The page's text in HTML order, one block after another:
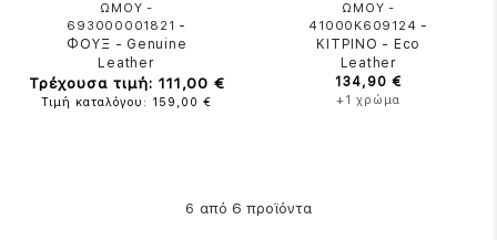
ΩΜΟΥ -
693000001821 -
ΦΟΥΞ - Genuine
Leather
Τρέχουσα τιμή: 111,00 €
Τιμή καταλόγου: 159,00 €
ΩΜΟΥ -
41000K609124 -
ΚΙΤΡΙΝΟ - Eco
Leather
134,90 €
+1 χρώμα
6 από 6 προϊόντα